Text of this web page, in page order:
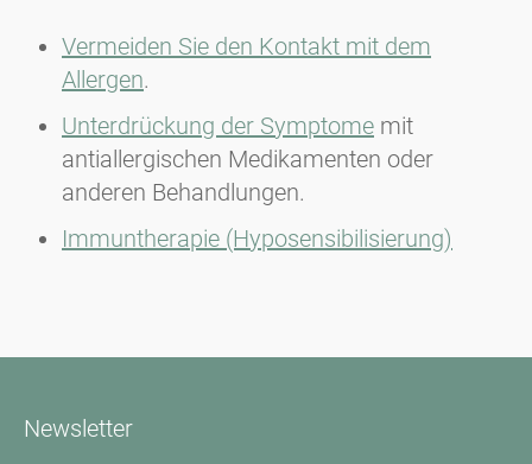
Vermeiden Sie den Kontakt mit dem
Allergen.
Unterdrückung der Symptome mit
antiallergischen Medikamenten oder
anderen Behandlungen.
Immuntherapie (Hyposensibilisierung)
Newsletter